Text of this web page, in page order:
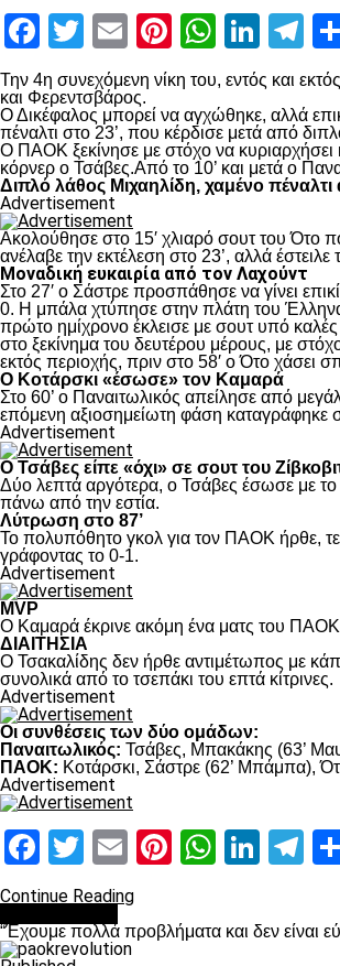
Facebook
Twitter
EmailPinterest
Την 4η συνεχόμενη νίκη του, εντός και
και Φερεντσβάρος.
Ο Δικέφαλος μπορεί να αγχώθηκε, αλλά
πέναλτι στο 23’, που κέρδισε μετά από
Ο ΠΑΟΚ ξεκίνησε με στόχο να κυριαρχήσει
κόρνερ ο Τσάβες.Από το 10’ και μετά ο
Διπλό λάθος Μιχαηλίδη, χαμένο
Advertisement
Ακολούθησε στο 15′ χλιαρό σουτ του Ότο
ανέλαβε την εκτέλεση στο 23’, αλλά
Μοναδική ευκαιρία από τον Λαχούντ
Στο 27′ ο Σάστρε προσπάθησε να γίνει
0. Η μπάλα χτύπησε στην πλάτη του Έλληνα
πρώτο ημίχρονο έκλεισε με σουτ υπό
στο ξεκίνημα του δευτέρου μέρους, με
εκτός περιοχής, πριν στο 58′ ο Ότο χάσει
Ο Κοτάρσκι «έσωσε» τον Καμαρά
Στο 60’ ο Παναιτωλικός απείλησε από
επόμενη αξιοσημείωτη φάση καταγράφηκε
Advertisement
Ο Τσάβες είπε «όχι» σε σουτ του
Δύο λεπτά αργότερα, ο Τσάβες έσωσε με το
πάνω από την εστία.
Λύτρωση στο 87’
Το πολυπόθητο γκολ για τον ΠΑΟΚ ήρθε,
γράφοντας το 0-1.
Advertisement
MVP
Ο Καμαρά έκρινε ακόμη ένα ματς του ΠΑΟΚ
ΔΙΑΙΤΗΣΙΑ
Ο Τσακαλίδης δεν ήρθε αντιμέτωπος με
συνολικά από το τσεπάκι του επτά κίτρινες.
Advertisement
Οι συνθέσεις των δύο ομάδων:
Παναιτωλικός: Τσάβες, Μπακάκης (63’
ΠΑΟΚ: Κοτάρσκι, Σάστρε (62’ Μπάμπα),
Advertisement
Facebook
Twitter
EmailPinterest
Continue Reading
“Έχουμε πολλά προβλήματα και δεν είναι